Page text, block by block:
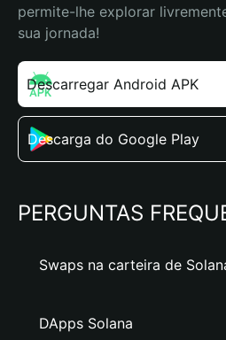
permite-lhe explorar
sua jornada!
Descarregar Android APK
Descarga do Google Play
PERGUNTAS
Swaps na carteira de
DApps Solana